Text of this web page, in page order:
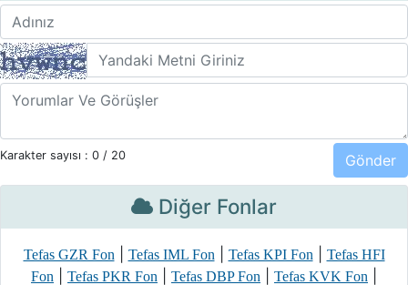
Karakter sayısı : 0 / 20
Diğer Fonlar
Tefas GZR Fon| Tefas IML Fon| Tefas KPI Fon|
Tefas HFI
Fon
Tefas PKR Fon Tefas DBP Fon Tefas KVK Fon